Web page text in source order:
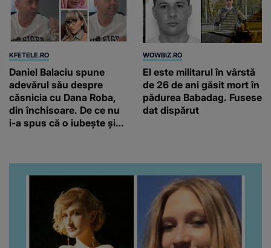
KFETELE.RO
Daniel Balaciu spune
adevărul său despre
căsnicia cu Dana Roba,
din închisoare. De ce nu
i-a spus că o iubește și
“Am suflet mare. Eu am
ajutat-o.”
WOWBIZ.RO
El este militarul în vârstă
de 26 de ani găsit mort în
pădurea Babadag. Fusese
dat dispărut